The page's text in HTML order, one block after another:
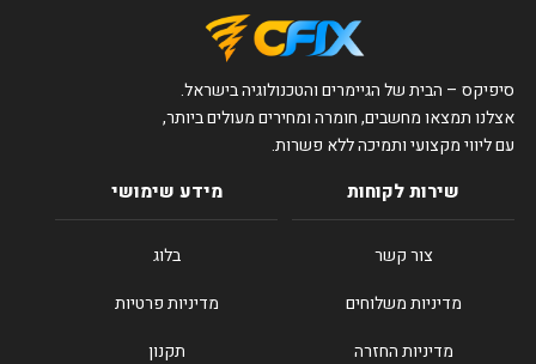
סיפיקס – הבית של הגיימרים והטכנולוגיה בישראל.
אצלנו תמצאו מחשבים, חומרה ומחירים מעולים ביותר,
עם ליווי מקצועי ותמיכה ללא פשרות.
שירות לקוחות
צור קשר
מדיניות משלוחים
מדיניות החזרה
מידע שימושי
בלוג
מדיניות פרטיות
תקנון